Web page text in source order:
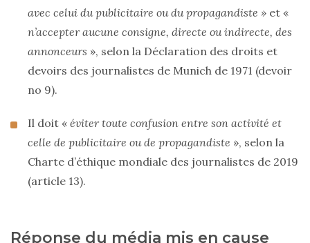
avec celui du publicitaire ou du propagandiste » et «
n’accepter aucune consigne, directe ou indirecte, des
annonceurs », selon la Déclaration des droits et
devoirs des journalistes de Munich de 1971 (devoir
no 9).
Il doit « éviter toute confusion entre son activité et
celle de publicitaire ou de propagandiste », selon la
Charte d’éthique mondiale des journalistes de 2019
(article 13).
Réponse du média mis en cause